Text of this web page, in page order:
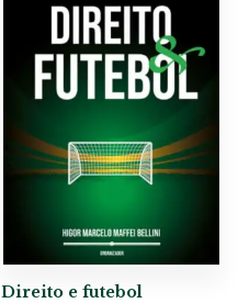
Direito e futebol